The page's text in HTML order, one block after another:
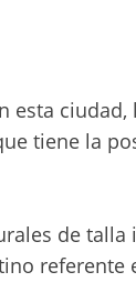
esta ciudad,
tiene la
de talla
referente